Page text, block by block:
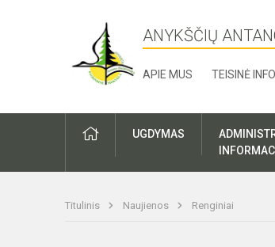
ANYKŠČIŲ
APIE MUS TEISINĖ
UGDYMAS
Titulinis Naujienos Renginiai